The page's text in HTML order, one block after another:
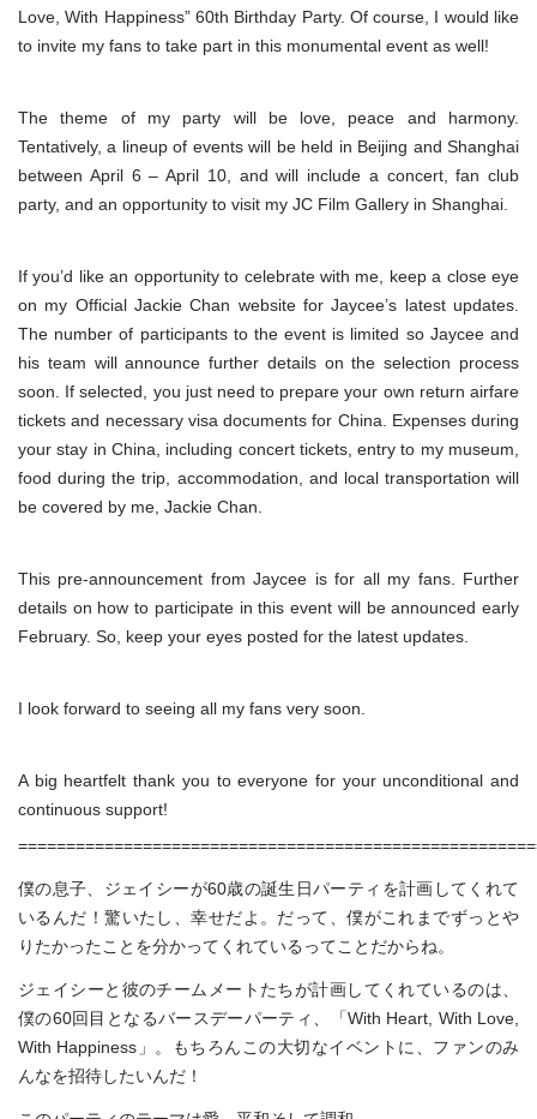
Love, With Happiness” 60th Birthday Party. Of course, I would like
to invite my fans to take part in this monumental event as well!
The theme of my party will be love, peace and harmony.
Tentatively, a lineup of events will be held in Beijing and Shanghai
between April 6 – April 10, and will include a concert, fan club
party, and an opportunity to visit my JC Film Gallery in Shanghai.
If you’d like an opportunity to celebrate with me, keep a close eye
on my Official Jackie Chan website for Jaycee’s latest updates.
The number of participants to the event is limited so Jaycee and
his team will announce further details on the selection process
soon. If selected, you just need to prepare your own return airfare
tickets and necessary visa documents for China. Expenses during
your stay in China, including concert tickets, entry to my museum,
food during the trip, accommodation, and local transportation will
be covered by me, Jackie Chan.
This pre-announcement from Jaycee is for all my fans. Further
details on how to participate in this event will be announced early
February. So, keep your eyes posted for the latest updates.
I look forward to seeing all my fans very soon.
A big heartfelt thank you to everyone for your unconditional and
continuous support!
僕の息子、ジェイシーが60歳の誕生日パーティを計画してくれて
いるんだ！驚いたし、幸せだよ。だって、僕がこれまでずっとや
りたかったことを分かってくれているってことだからね。
ジェイシーと彼のチームメートたちが計画してくれているのは、
僕の60回目となるバースデーパーティ、「With Heart, With Love,
With Happiness」。もちろんこの大切なイベントに、ファンのみ
んなを招待したいんだ！